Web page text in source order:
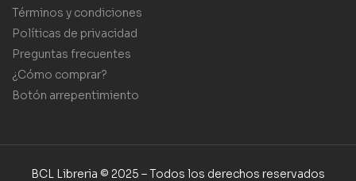
Términos y condiciones
Políticas de privacidad
Preguntas frecuentes
¿Cómo comprar?
Botón arrepentimiento
BCL Libreria © 2025 – Todos los derechos reservados